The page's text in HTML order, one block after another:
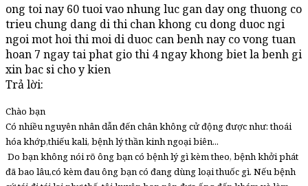
ong toi nay 60 tuoi vao nhung luc gan day ong thuong co
trieu chung dang di thi chan khong cu dong duoc ngi
ngoi mot hoi thi moi di duoc can benh nay co vong tuan
hoan 7 ngay tai phat gio thi 4 ngay khong biet la benh gi
xin bac si cho y kien
Trả lời:
Chào bạn
Có nhiều nguyên nhân dẫn đến chân không cử động được như: thoái
hóa khớp,thiếu kali, bệnh lý thần kinh ngoại biên...
Do bạn không nói rõ ông bạn có bệnh lý gì kèm theo, bệnh khởi phát
đã bao lâu,có kèm đau ông bạn có đang dùng loại thuốc gì. Nếu bệnh